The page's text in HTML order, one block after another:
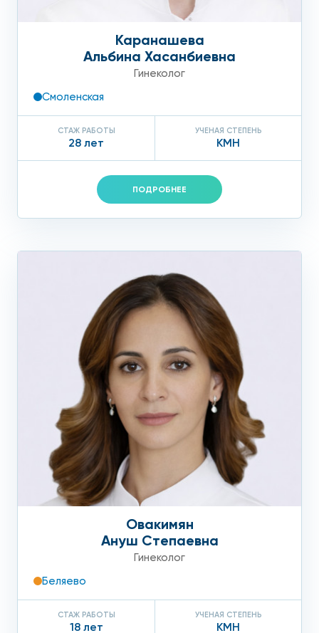
Каранашева
Альбина Хасанбиевна
Гинеколог
Смоленская
СТАЖ РАБОТЫ
28 лет
УЧЕНАЯ СТЕПЕНЬ
КМН
ПОДРОБНЕЕ
Овакимян
Ануш Степаевна
Гинеколог
Беляево
СТАЖ РАБОТЫ
18 лет
УЧЕНАЯ СТЕПЕНЬ
КМН